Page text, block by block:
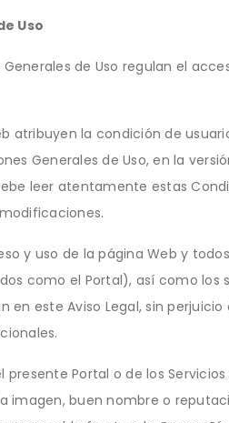
Uso
de Uso regulan el
atribuyen la condición de
Generales de Uso, en la
leer atentamente estas
y uso de la página Web y
como el Portal), así como los
en este Aviso Legal, sin
presente Portal o de los
imagen, buen nombre o